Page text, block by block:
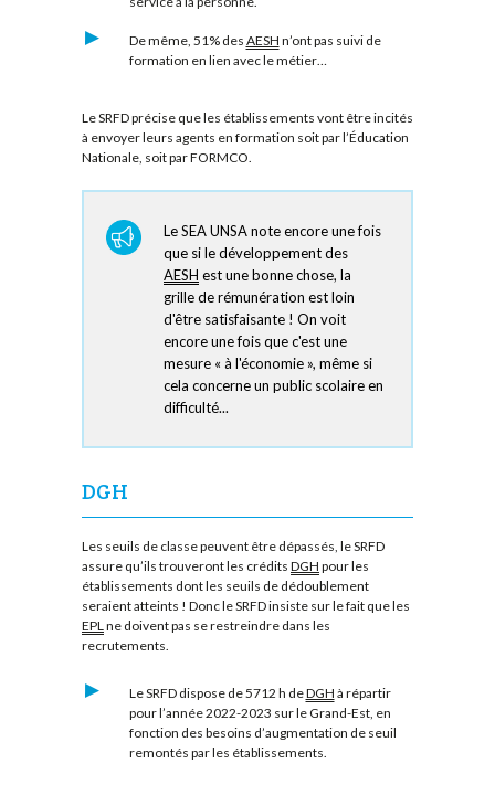
De même, 51% des AESH n’ont pas suivi de
formation en lien avec le métier…
Le SRFD précise que les établissements vont être incités
à envoyer leurs agents en formation soit par l’Éducation
Nationale, soit par FORMCO.
Le SEA UNSA note encore une fois
que si le développement des
AESH est une bonne chose, la
grille de rémunération est loin
d'être satisfaisante ! On voit
encore une fois que c'est une
mesure « à l'économie », même si
cela concerne un public scolaire en
difficulté...
DGH
Les seuils de classe peuvent être dépassés, le SRFD
assure qu’ils trouveront les crédits DGH pour les
établissements dont les seuils de dédoublement
seraient atteints ! Donc le SRFD insiste sur le fait que les
EPL ne doivent pas se restreindre dans les
recrutements.
Le SRFD dispose de 5712 h deDGH à répartir
pour l’année 2022-2023 sur le Grand-Est, en
fonction des besoins d’augmentation de seuil
remontés par les établissements.